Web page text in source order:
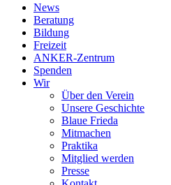
News
Beratung
Bildung
Freizeit
ANKER-Zentrum
Spenden
Wir
Über den Verein
Unsere Geschichte
Blaue Frieda
Mitmachen
Praktika
Mitglied werden
Presse